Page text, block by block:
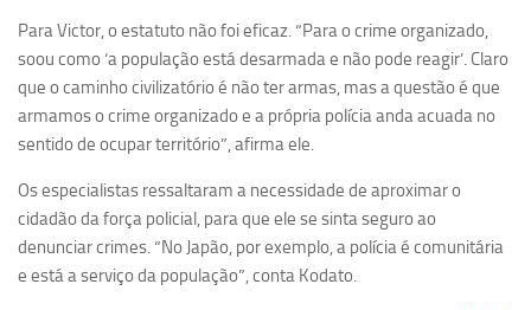
Fernando de Lima Caneppele
Geciane Silveira Porto
Maria Paula Costa Bertran
Professores Seniores Encerrados
Institucional
Para Victor, o estatuto não foi eficaz. “Para o crime organizado,
soou como ‘a população está desarmada e não pode reagir’. Claro
que o caminho civilizatório é não ter armas, mas a questão é que
armamos o crime organizado e a própria polícia anda acuada no
sentido de ocupar território”, afirma ele.
Os especialistas ressaltaram a necessidade de aproximar o
cidadão da força policial, para que ele se sinta seguro ao
denunciar crimes. “No Japão, por exemplo, a polícia é comunitária
e está a serviço da população”, conta Kodato.